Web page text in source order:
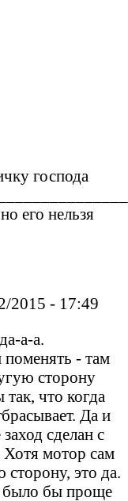
господа
его нельзя
2015 - 17:49
а-а.
- там
сторону
что когда
Да и
сделан с
Хотя мотор сам
сторону, это да.
было бы проще